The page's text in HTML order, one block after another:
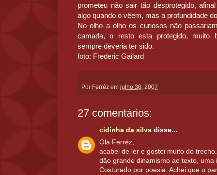
prometeu não sair tão desprotegido,
algo quando o vêem, mas a profundidade
No olho a olho os curiosos não
camada, o resto esta protegido, muito
sempre deveria ter sido.
foto: Frederic Gailard
Por Ferréz em julho 30, 2007
27 comentários:
cidinha da silva disse...
Ola Ferréz,
acabei de ler e gostei muito do
dão grande dinamismo ao texto,
Costurado por poesia. Achei que o